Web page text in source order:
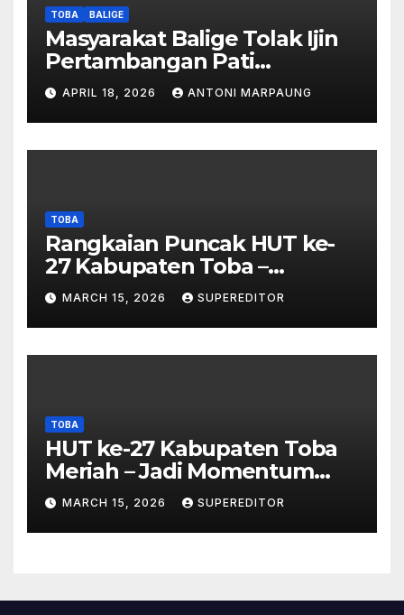
Dipalsukan
TOBA BALIGE
Masyarakat Balige Tolak Ijin
Pertambangan Pati
Simanjuntak – btc Akan
Investigasi Proses Perijinan
APRIL 18, 2026 ANTONI MARPAUNG
TOBA
Rangkaian Puncak HUT ke-
27 Kabupaten Toba –
Panjatkan Doa Untuk
Kesejahteraan
MARCH 15, 2026 SUPEREDITOR
TOBA
HUT ke-27 Kabupaten Toba
Meriah – Jadi Momentum
Perkuat Sinergi
Pembangunan Kawasan
Danau Toba
MARCH 15, 2026 SUPEREDITOR